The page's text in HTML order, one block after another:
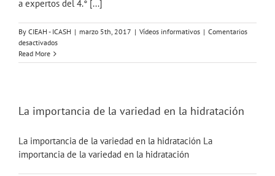
a expertos del 4.° [...]
By CIEAH - ICASH | marzo 5th, 2017 | Vídeos informativos | Comentarios
desactivadosen
en
del
Network
Meeting
Read More
La importancia de la variedad en la hidratación
La importancia de la variedad en la hidratación La
importancia de la variedad en la hidratación